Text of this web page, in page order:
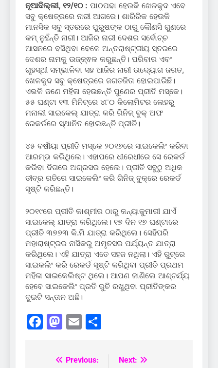
ନୂଆଦିଲ୍ଲୀ, ୧୨/୧୦ : ପାଠପଢା ହେଉକି ଖେଳକୁଦ ଏବେ
ସବୁ କ୍ଷେତ୍ରରେ ନାରୀ ଆଗରେ। ଶାରିରିକ ହେଉକି
ମାନସିକ ସବୁ ସ୍ତରରେ ପୁରୁଷଙ୍କ ଠାରୁ କୌଣସି ଗୁଣରେ
କମ୍ ନୁହଁନ୍ତି ନାରୀ। ଆଜିର ନାରୀ ଦେଶର ସର୍ବୋଚ୍ଚ
ଆସନରେ ବସିଥିବା ବେଳେ ଅନ୍ତରାଷ୍ଟ୍ରୀୟ ସ୍ତରରେ
ଦେଶର ନାମକୁ ଉଜ୍ଜ୍ଵଳ କରୁଛନ୍ତି। ପରିବାର ଏବଂ
ଗୃହସ୍ଥୀ ସମ୍ଭାଳିବା ସହ ଆଜିର ନାରୀ ଉଦ୍ୟୋଗ ଜଗତ,
ଖେଳକୁଦ ସବୁ କ୍ଷେତ୍ରରେ ଜଗତଜିତା ହୋଇପାରିଛି।
ଏଭଳି ଜଣେ ମହିଳା ହେଉଛନ୍ତି ପୁଣେର ପ୍ରୀତି ମସ୍କେ।
୫୫ ଘଣ୍ଟା ୧୩ ମିନିଟ୍‌ରେ ୪୮୦ କିଲୋମିଟର ଲେହରୁ
ମନାଲୀ ସାଇକେଲ୍ ଯାତ୍ରା କରି ଗିନିଜ୍ ବୁକ୍ ଅଫ
ରେକର୍ଡରେ ସ୍ଥାନିତ ହୋଇଛନ୍ତି ପ୍ରୀତି।
୪୫ ବର୍ଷୀୟା ପ୍ରୀତି ମସ୍କେ ୨୦୧୭ରେ ସାଇକେଲିଂ କରିବା
ଆରମ୍ଭ କରିଥିଲେ। ଏହାପରେ ଧୀରେଧୀରେ ସେ ରେକର୍ଡ
କରିବା ଦିଗରେ ଅଗ୍ରସର ହେଲେ। ପ୍ରୀତି ସବୁଠୁ ଅଧିକ
ତୀବ୍ର ଗତିରେ ସାଇକେଲିଂ କରି ଗିନିଜ୍ ବୁକ୍‌ରେ ରେକର୍ଡ
ସୃଷ୍ଟି କରିଛନ୍ତି।
୨୦୧୯ରେ ପ୍ରୀତି କାଶ୍ମୀର ଠାରୁ କନ୍ୟାକୁମାରୀ ଯାଏଁ
ସାଇକେଲ୍ ଯାତ୍ରା କରିଥିଲେ। ୧୭ ଦିନ ୧୭ ଘଣ୍ଟାରେ
ପ୍ରୀତି ୩୭୭୩ କି.ମି ଯାତ୍ରା କରିଥିଲେ। ସେହିପରି
ମହାରାଷ୍ଟ୍ରର ନାସିକରୁ ଅମୃତସର ପର୍ଯ୍ୟନ୍ତ ଯାତ୍ରା
କରିଥିଲେ। ଏହି ଯାତ୍ରା ଏତେ ସହଜ ନଥିଲା। ଏହି ରୁଟ୍‌ରେ
ସାଇକଲିଂ କରି ରେକର୍ଡ ସୃଷ୍ଟି କରିଥିବା ପ୍ରୀତି ପ୍ରଥମ
ମହିଳା ସାଇକେଲିଷ୍ଟ ଥିଲେ। ଆପଣ ଜାଣିଲେ ଆଶ୍ଚର୍ଯ୍ୟ
ହେବେ ସାଇକେଲିଂ ପ୍ରତି ରୁଚି ରଖୁଥିବା ପ୍ରୀତିଙ୍କର
ଦୁଇଟି ସନ୍ତାନ ଅଛି।
Facebook
Mastodon
Email
Post
Previous:
Next: